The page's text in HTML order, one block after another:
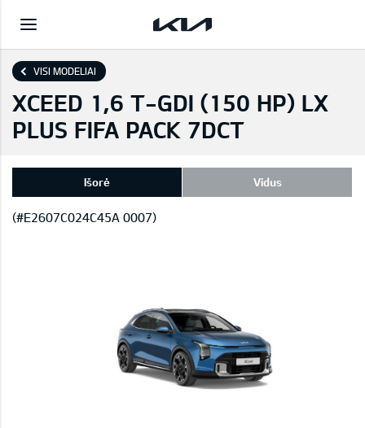
VISI MODELIAI
XCEED 1,6 T-GDI (150 HP) LX
PLUS FIFA PACK 7DCT
Išorė Vidus
(#E2607C024C45A 0007)